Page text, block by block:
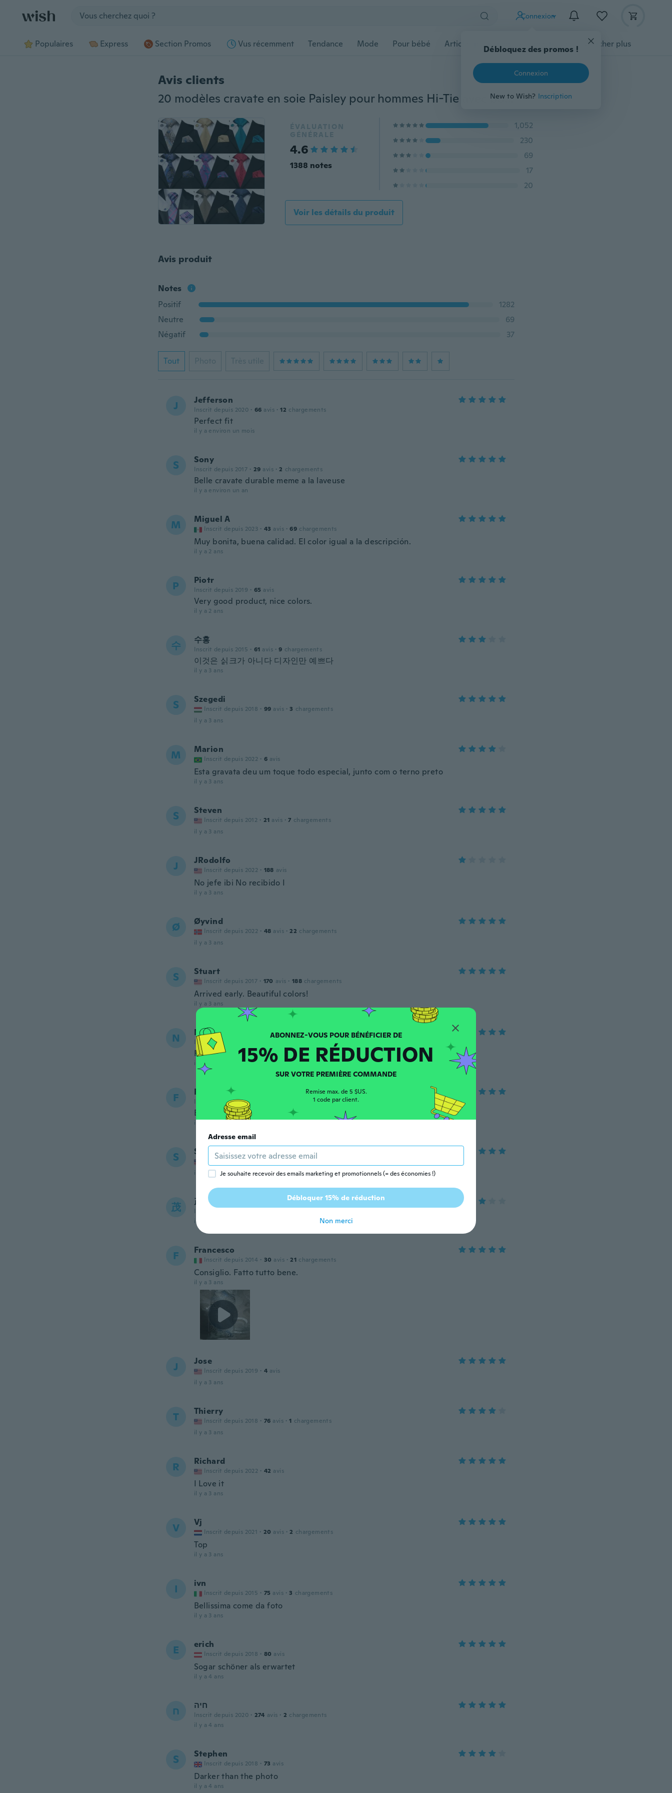
Connexion
Débloquez des promos !
Connexion
New to Wish? Inscription
Populaires Express Section Promos Vus récemment Tendance Mode Pour bébé Articles pour animaux domestiques Afficher plus
Avis clients
20 modèles cravate en soie Paisley pour hommes Hi-Tie avec boutons de manchette mouchoir cravate classique pour les affaires de mariage
ÉVALUATION
GÉNÉRALE
4.6
1388 notes
1,052
230
69
17
20
Voir les détails du produit
Avis produit
Notes
Positif
1282
Neutre
69
Négatif
37
Tout Photo Très utile
J Jefferson
Inscrit depuis 2020 · 66 avis · 12 chargements
Perfect fit
il y a environ un mois
S Sony
Inscrit depuis 2017 · 29 avis · 2 chargements
Belle cravate durable meme a la laveuse
il y a environ un an
M Miguel A
Inscrit depuis 2023 · 43 avis · 69 chargements
Muy bonita, buena calidad. El color igual a la descripción.
il y a 2 ans
P Piotr
Inscrit depuis 2019 · 65 avis
Very good product, nice colors.
il y a 2 ans
수 수홍
Inscrit depuis 2015 · 61 avis · 9 chargements
이것은 싥크가 아니다 디자인만 예쁘다
il y a 3 ans
S Szegedi
Inscrit depuis 2018 · 99 avis · 3 chargements
il y a 3 ans
M Marion
Inscrit depuis 2022 · 6 avis
Esta gravata deu um toque todo especial, junto com o terno preto
il y a 3 ans
S Steven
Inscrit depuis 2012 · 21 avis · 7 chargements
il y a 3 ans
J JRodolfo
Inscrit depuis 2022 · 188 avis
No jefe ibi No recibido I
il y a 3 ans
Ø Øyvind
Inscrit depuis 2022 · 48 avis · 22 chargements
il y a 3 ans
S Stuart
Inscrit depuis 2017 · 170 avis · 188 chargements
Arrived early. Beautiful colors!
il y a 3 ans
N Naldito
Inscrit depuis 2019
Perfecto
il y a 3 ans
F Fernando
Inscrit depuis 2018 chargements
Exelente, justo lo que esperaba
il y a 3 ans
S Steven
Inscrit depuis 2020 498 avis
il y a 3 ans
茂 茂
Inscrit depuis 2018
il y a 3 ans
F Francesco
Inscrit depuis 2014 · 30 avis · 21 chargements
Consiglio. Fatto tutto bene.
il y a 3 ans
J Jose
Inscrit depuis 2019 · 4 avis
il y a 3 ans
T Thierry
Inscrit depuis 2018 · 76 avis · 1 chargements
il y a 3 ans
R Richard
Inscrit depuis 2022 · 42 avis
I Love it
il y a 3 ans
V Vj
Inscrit depuis 2021 · 20 avis · 2 chargements
Top
il y a 3 ans
I ivn
Inscrit depuis 2015 · 75 avis · 3 chargements
Bellissima come da foto
il y a 3 ans
E erich
Inscrit depuis 2018 · 80 avis
Sogar schöner als erwartet
il y a 4 ans
ח חיה
Inscrit depuis 2020 · 274 avis · 2 chargements
il y a 4 ans
S Stephen
Inscrit depuis 2018 · 73 avis
Darker than the photo
il y a 4 ans
15% DE RÉDUCTION
SUR VOTRE PREMIÈRE COMMANDE
Remise max. de 5 $US.
1 code par client.
Adresse email
Je souhaite recevoir des emails marketing et promotionnels (= des économies !)
Débloquer 15% de réduction
Non merci